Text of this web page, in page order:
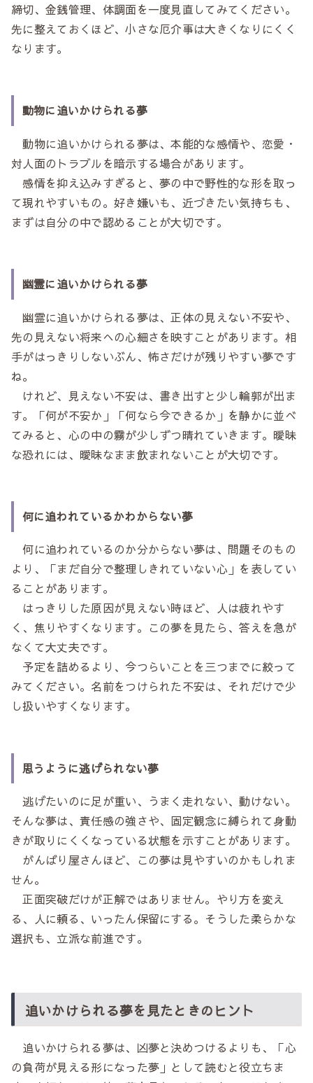
締切、金銭管理、体調面を一度見直してみてください。
先に整えておくほど、小さな厄介事は大きくなりにくく
なります。
動物に追いかけられる夢
動物に追いかけられる夢は、本能的な感情や、恋愛・
対人面のトラブルを暗示する場合があります。
感情を抑え込みすぎると、夢の中で野性的な形を取っ
て現れやすいもの。好き嫌いも、近づきたい気持ちも、
まずは自分の中で認めることが大切です。
幽霊に追いかけられる夢
幽霊に追いかけられる夢は、正体の見えない不安や、
先の見えない将来への心細さを映すことがあります。相
手がはっきりしないぶん、怖さだけが残りやすい夢です
ね。
けれど、見えない不安は、書き出すと少し輪郭が出ま
す。「何が不安か」「何なら今できるか」を静かに並べ
てみると、心の中の霧が少しずつ晴れていきます。曖昧
な恐れには、曖昧なまま飲まれないことが大切です。
何に追われているかわからない夢
何に追われているのか分からない夢は、問題そのもの
より、「まだ自分で整理しきれていない心」を表してい
ることがあります。
はっきりした原因が見えない時ほど、人は疲れやす
く、焦りやすくなります。この夢を見たら、答えを急が
なくて大丈夫です。
予定を詰めるより、今つらいことを三つまでに絞って
みてください。名前をつけられた不安は、それだけで少
し扱いやすくなります。
思うように逃げられない夢
逃げたいのに足が重い、うまく走れない、動けない。
そんな夢は、責任感の強さや、固定観念に縛られて身動
きが取りにくくなっている状態を示すことがあります。
がんばり屋さんほど、この夢は見やすいのかもしれま
せん。
正面突破だけが正解ではありません。やり方を変え
る、人に頼る、いったん保留にする。そうした柔らかな
選択も、立派な前進です。
追いかけられる夢を見たときのヒント
追いかけられる夢は、凶夢と決めつけるよりも、「心
の負荷が見える形になった夢」として読むと役立ちま